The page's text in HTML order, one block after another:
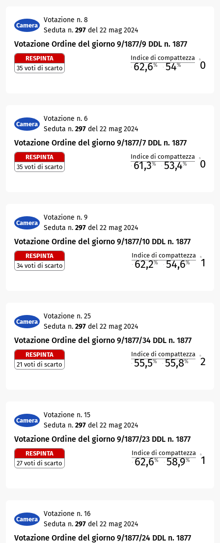
Camera
Votazione n. 8
Seduta n. 297 del 22 mag 2024
Votazione Ordine del giorno 9/1877/9 DDL n. 1877
RESPINTA
35 voti di scarto
Indice di compattezza
62,6% 54% 0
Camera
Votazione n. 6
Seduta n. 297 del 22 mag 2024
Votazione Ordine del giorno 9/1877/7 DDL n. 1877
RESPINTA
35 voti di scarto
Indice di compattezza
61,3% 53,4% 0
Camera
Votazione n. 9
Seduta n. 297 del 22 mag 2024
Votazione Ordine del giorno 9/1877/10 DDL n. 1877
RESPINTA
34 voti di scarto
Indice di compattezza
62,2% 54,6% 1
Camera
Votazione n. 25
Seduta n. 297 del 22 mag 2024
Votazione Ordine del giorno 9/1877/34 DDL n. 1877
RESPINTA
21 voti di scarto
Indice di compattezza
55,5% 55,8% 2
Camera
Votazione n. 15
Seduta n. 297 del 22 mag 2024
Votazione Ordine del giorno 9/1877/23 DDL n. 1877
RESPINTA
27 voti di scarto
Indice di compattezza
62,6% 58,9% 1
Camera
Votazione n. 16
Seduta n. 297 del 22 mag 2024
Votazione Ordine del giorno 9/1877/24 DDL n. 1877